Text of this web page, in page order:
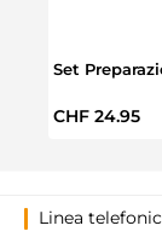
Set
Prezzo
CHF 24.95
Linea